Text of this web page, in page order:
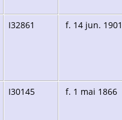
I32861 f. 14 jun. 1901
I30145 f. 1 mai 1866